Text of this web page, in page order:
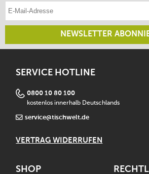
NEWSLETTER
SERVICE HOTLINE
0800 10 80 100
kostenlos innerhalb Deutschlands
service@tischwelt.de
VERTRAG WIDERRUFEN
SHOP